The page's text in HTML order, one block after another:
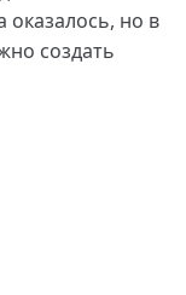
оказалось, но в
создать